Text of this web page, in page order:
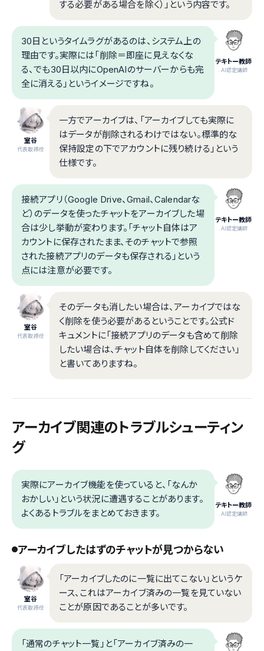
する必要がある場合を除く）」という内容です。
テキトー教師
.AI認定講師
30日というタイムラグがあるのは、システム上の
理由です。実際には「削除＝即座に見えなくな
る、でも30日以内にOpenAIのサーバーからも完
全に消える」というイメージですね。
室谷
代表取締役
一方でアーカイブは、「アーカイブしても実際に
はデータが削除されるわけではない。標準的な
保持設定の下でアカウントに残り続ける」という
仕様です。
テキトー教師
.AI認定講師
接続アプリ（Google Drive、Gmail、Calendarな
ど）のデータを使ったチャットをアーカイブした場
合は少し挙動が変わります。「チャット自体はア
カウントに保存されたまま、そのチャットで参照
された接続アプリのデータも保存される」という
点には注意が必要です。
室谷
代表取締役
そのデータも消したい場合は、アーカイブではな
く削除を使う必要があるということです。公式ド
キュメントに「接続アプリのデータも含めて削除
したい場合は、チャット自体を削除してください」
と書いてありますね。
アーカイブ関連のトラブルシューティン
グ
テキトー教師
.AI認定講師
実際にアーカイブ機能を使っていると、「なんか
おかしい」という状況に遭遇することがあります。
よくあるトラブルをまとめておきます。
アーカイブしたはずのチャットが見つからない
室谷
代表取締役
「アーカイブしたのに一覧に出てこない」というケ
ース、これはアーカイブ済みの一覧を見ていない
ことが原因であることが多いです。
「通常のチャット一覧」と「アーカイブ済みの一